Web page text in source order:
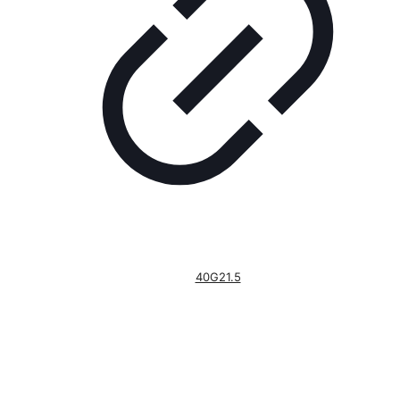
40G21.5